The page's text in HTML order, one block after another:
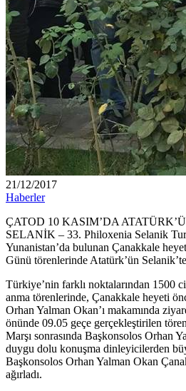
21/12/2017
Haberler
ÇATOD 10 KASIM’DA
SELANİK – 33. Philoxenia Selanik
Yunanistan’da bulunan Çanakkale
Günü törenlerinde Atatürk’ün
Türkiye’nin farklı noktalarından 1500
anma törenlerinde, Çanakkale heyeti
Orhan Yalman Okan’ı makamında
önünde 09.05 geçe gerçekleştirilen
Marşı sonrasında Başkonsolos Orhan
duygu dolu konuşma dinleyicilerden
Başkonsolos Orhan Yalman Okan
ağırladı.